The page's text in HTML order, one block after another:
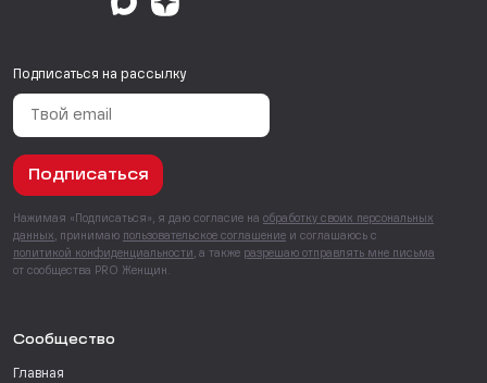
Подписаться на рассылку
Подписаться
Нажимая «Подписаться», я даю согласие на обработку своих персональных
данных , принимаю пользовательское соглашение и соглашаюсь с
политикой конфиденциальности , а также разрешаю отправлять мне письма
от сообщества PRO Женщин.
Сообщество
Главная